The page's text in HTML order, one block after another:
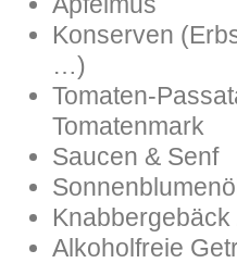
Konserven
…)
Tomaten-
Tomatenmark
Saucen & Senf
Knabbergebäck
Alkoholfreie